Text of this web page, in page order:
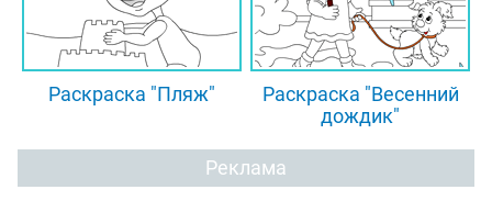
Раскраска "Пляж"
Раскраска "Весенний
дождик"
Реклама